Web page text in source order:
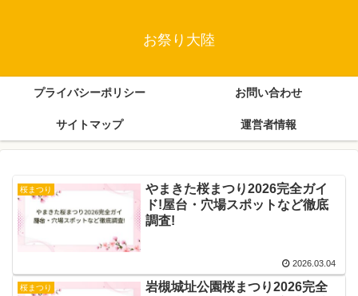
お祭り大陸
プライバシーポリシー お問い合わせ
サイトマップ 運営者情報
桜まつり
やまきた桜まつり2026完全ガイ
ド!屋台・穴場スポットなど徹底
調査!
2026.03.04
桜まつり
岩槻城址公園桜まつり2026完全